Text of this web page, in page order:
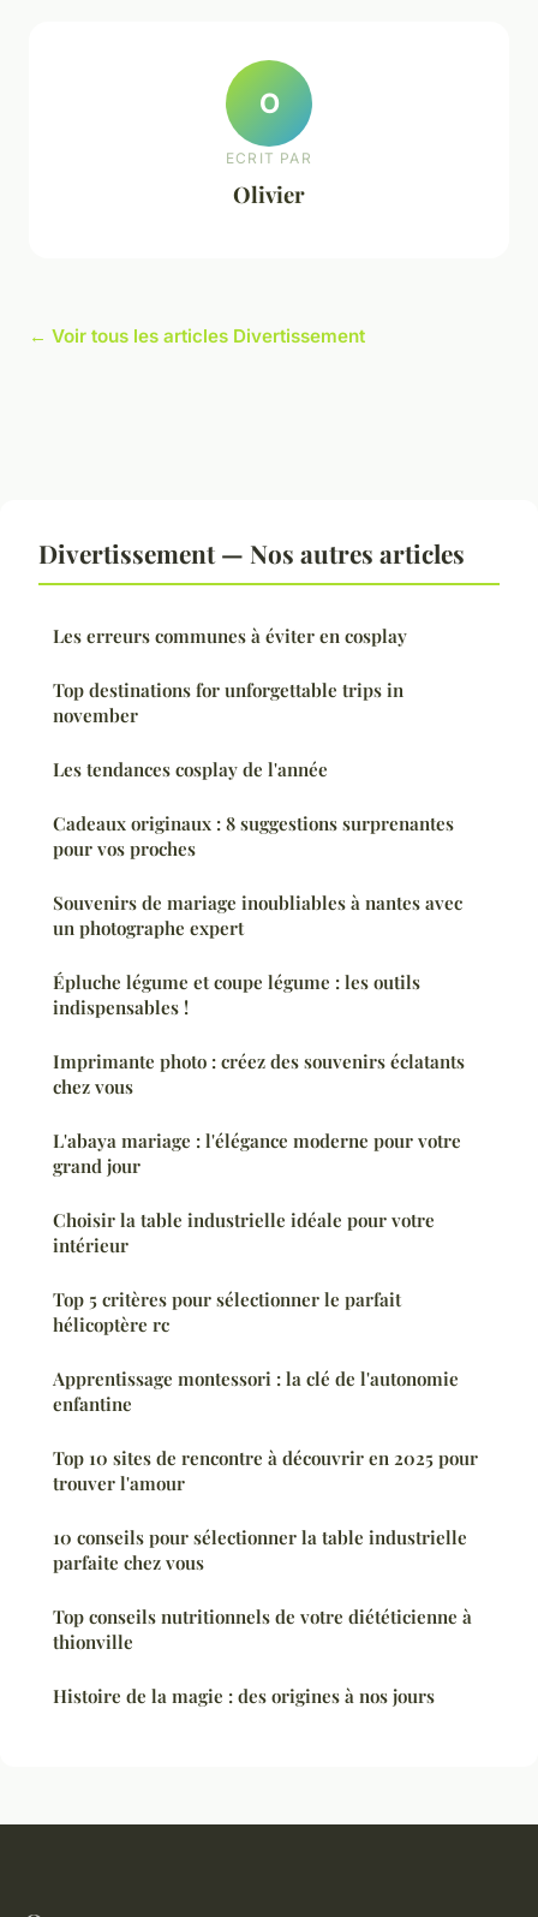
O
ECRIT PAR
Olivier
← Voir tous les articles Divertissement
Divertissement — Nos autres articles
Les erreurs communes à éviter en cosplay
Top destinations for unforgettable trips in
november
Les tendances cosplay de l'année
Cadeaux originaux : 8 suggestions surprenantes
pour vos proches
Souvenirs de mariage inoubliables à nantes avec
un photographe expert
Épluche légume et coupe légume : les outils
indispensables !
Imprimante photo : créez des souvenirs éclatants
chez vous
L'abaya mariage : l'élégance moderne pour votre
grand jour
Choisir la table industrielle idéale pour votre
intérieur
Top 5 critères pour sélectionner le parfait
hélicoptère rc
Apprentissage montessori : la clé de l'autonomie
enfantine
Top 10 sites de rencontre à découvrir en 2025 pour
trouver l'amour
10 conseils pour sélectionner la table industrielle
parfaite chez vous
Top conseils nutritionnels de votre diététicienne à
thionville
Histoire de la magie : des origines à nos jours